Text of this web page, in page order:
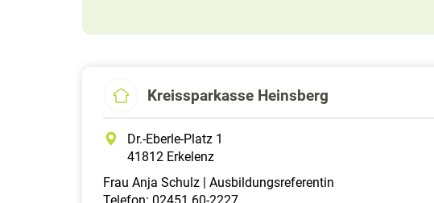
Kreissparkasse Heinsberg
Dr.-Eberle-Platz 1
41812 Erkelenz
Frau Anja Schulz | Ausbildungsreferentin